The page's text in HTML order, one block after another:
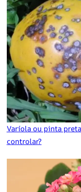
Varíola ou pinta
controlar?